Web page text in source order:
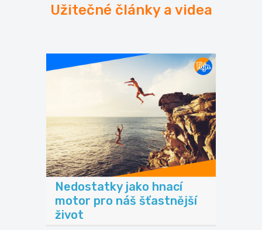
Užitečné články a videa
Nedostatky jako hnací
motor pro náš šťastnější
život